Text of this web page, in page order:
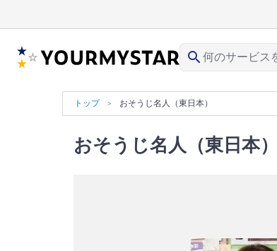
search
トップ おそうじ名人（東日本）
おそうじ名人（東日本）